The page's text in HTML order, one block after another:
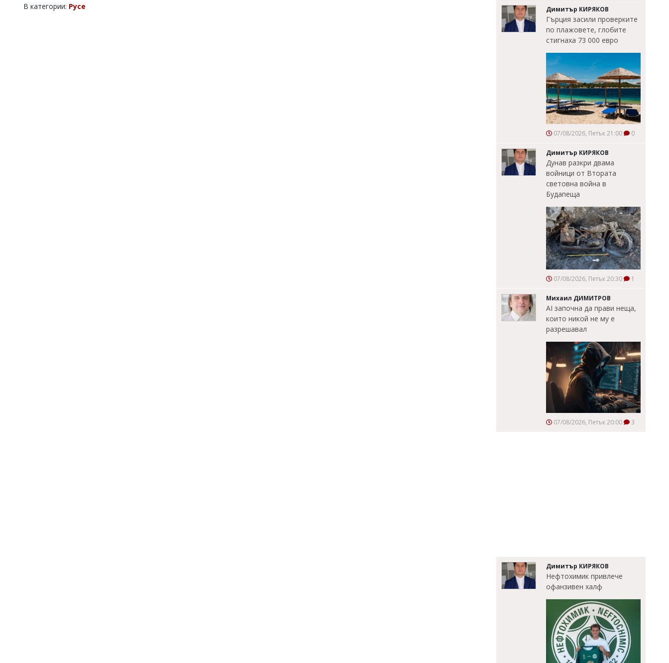
обиденВ категории: Русе Димитър КИРЯКОВ
Гърция засили проверките
по плажовете, глобите
стигнаха 73 000 евро
07/08/2026, Петък 21:00 0
Димитър КИРЯКОВ
Дунав разкри двама
войници от Втората
световна война в
Будапеща
07/08/2026, Петък 20:30 1
Михаил ДИМИТРОВ
AI започна да прави неща,
които никой не му е
разрешавал
07/08/2026, Петък 20:00 3
Димитър КИРЯКОВ
Нефтохимик привлече
офанзивен халф